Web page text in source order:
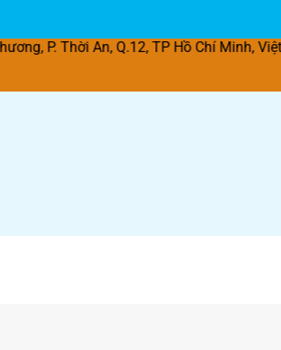
P. Thời An, Q.12, TP Hồ Chí Minh, Việt Nam